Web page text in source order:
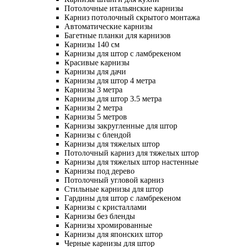
Потолочные итальянские карнизы
Карниз потолочный скрытого монтажа
Автоматические карнизы
Багетные планки для карнизов
Карнизы 140 см
Карнизы для штор с ламбрекеном
Красивые карнизы
Карнизы для дачи
Карнизы для штор 4 метра
Карнизы 3 метра
Карнизы для штор 3.5 метра
Карнизы 2 метра
Карнизы 5 метров
Карнизы закругленные для штор
Карнизы с блендой
Карнизы для тяжелых штор
Потолочный карниз для тяжелых штор
Карнизы для тяжелых штор настенные
Карнизы под дерево
Потолочный угловой карниз
Стильные карнизы для штор
Гардины для штор с ламбрекеном
Карнизы с кристаллами
Карнизы без бленды
Карнизы хромированные
Карнизы для японских штор
Черные карнизы для штор